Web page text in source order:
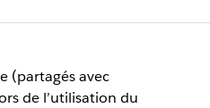
(partagés avec
de l’utilisation du